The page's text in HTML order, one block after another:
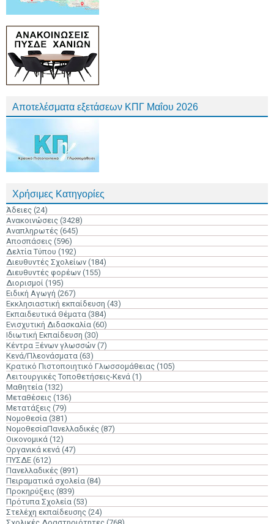
Αποτελέσματα εξετάσεων ΚΠΓ Μαΐου 2026
Χρήσιμες Κατηγορίες
Άδειες (24)
Ανακοινώσεις (3428)
Αναπληρωτές (645)
Αποσπάσεις (596)
Δελτία Τύπου (192)
Διευθυντές Σχολείων (184)
Διευθυντές φορέων (155)
Διορισμοί (195)
Ειδική Αγωγή (267)
Εκκλησιαστική εκπαίδευση (43)
Εκπαιδευτικά Θέματα (384)
Ενισχυτική Διδασκαλία (60)
Ιδιωτική Εκπαίδευση (30)
Κέντρα Ξένων γλωσσών (7)
Κενά/Πλεονάσματα (63)
Κρατικό Πιστοποιητικό Γλωσσομάθειας (105)
Λειτουργικές Τοποθετήσεις-Κενά (1)
Μαθητεία (132)
Μεταθέσεις (136)
Μετατάξεις (79)
Νομοθεσία (381)
ΝομοθεσίαΠανελλαδικές (87)
Οικονομικά (12)
Οργανικά κενά (47)
ΠΥΣΔΕ (612)
Πανελλαδικές (891)
Πειραματικά σχολεία (84)
Προκηρύξεις (839)
Πρότυπα Σχολεία (53)
Στελέχη εκπαίδευσης (24)